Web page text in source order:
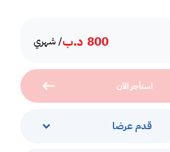
800 د.ب/ شهري
استأجر الآن
قدم عرضا